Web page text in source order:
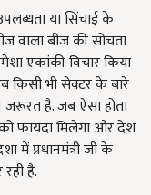
या सिंचाई के
वाला बीज की सोचता
एकांकी विचार किया
किसी भी सेक्टर के बारे
जरूरत है. जब ऐसा होता
फायदा मिलेगा और देश
में प्रधानमंत्री जी के
है.